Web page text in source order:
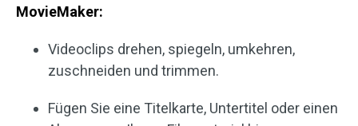
MovieMaker:
Videoclips drehen, spiegeln, umkehren,
zuschneiden und trimmen.
Fügen Sie eine Titelkarte, Untertitel oder einen